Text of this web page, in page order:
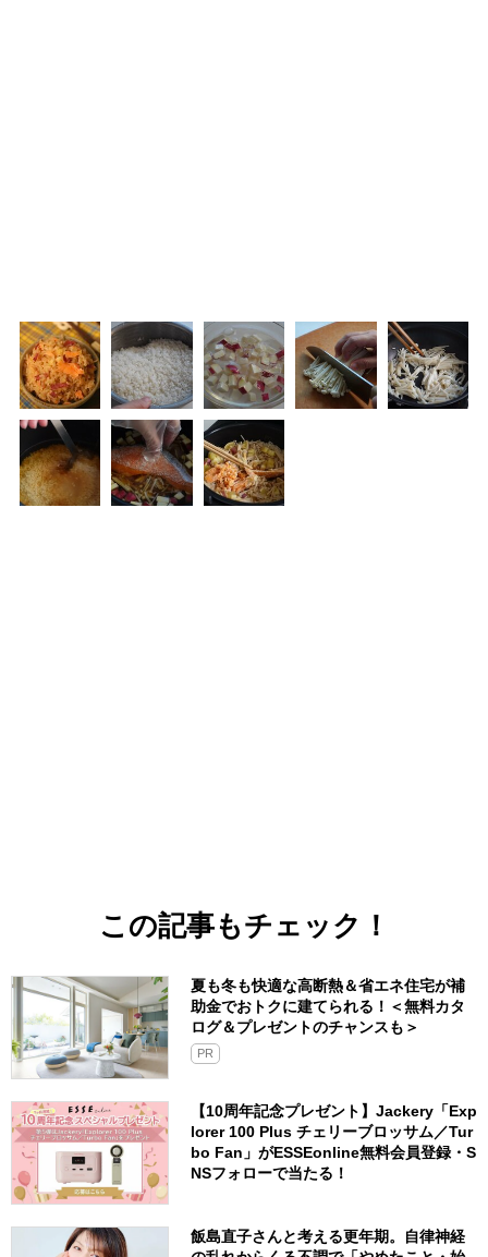
この記事もチェック！
夏も冬も快適な高断熱＆省エネ住宅が補
助金でおトクに建てられる！＜無料カタ
ログ＆プレゼントのチャンスも＞
PR
【10周年記念プレゼント】Jackery「Exp
lorer 100 Plus チェリーブロッサム／Tur
bo Fan」がESSEonline無料会員登録・S
NSフォローで当たる！
飯島直子さんと考える更年期。自律神経